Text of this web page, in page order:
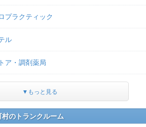
プラクティック
ル
ア・調剤薬局
▼もっと見る
のトランクルーム